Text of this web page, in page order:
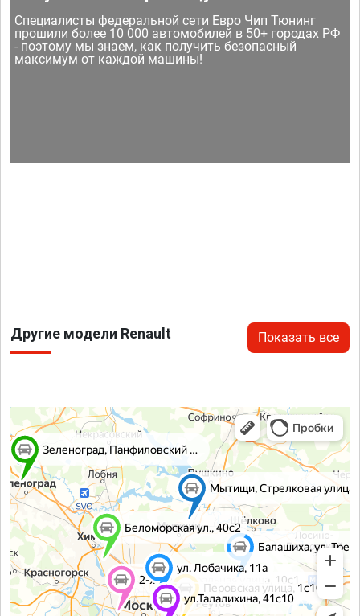
Специалисты федеральной сети Евро Чип Тюнинг
прошили более 10 000 автомобилей в 50+ городах РФ
- поэтому мы знаем, как получить безопасный
максимум от каждой машины!
Другие модели Renault Показать все